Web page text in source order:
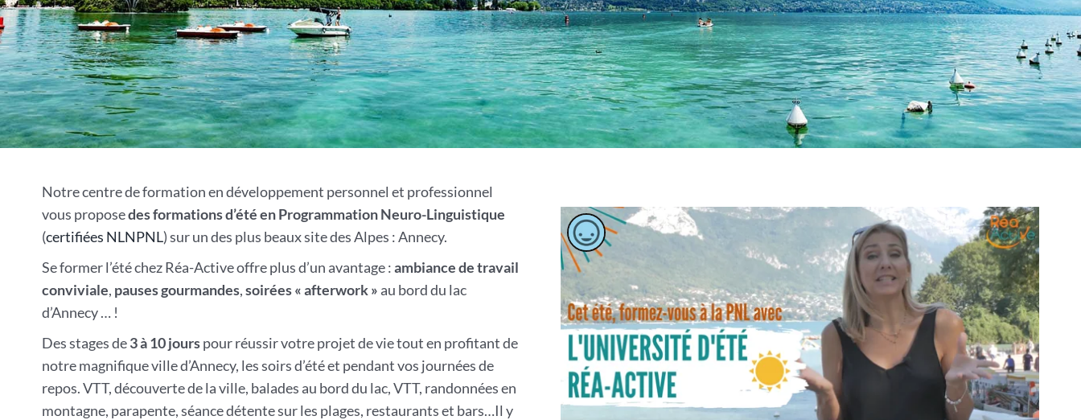
Notre centre de formation en développement personnel et professionnel
vous proposedes formations d’été en Programmation Neuro-Linguistique
(certifiées NLNPNL) sur un des plus beaux site des Alpes : Annecy.
Se former l’été chez Réa-Active offre plus d’un avantage :ambiance de travail
conviviale, pauses gourmandes,soirées « afterwork » au bord du lac
d’Annecy … !
Des stages de3 à 10 jourspour réussir votre projet de vie tout en profitant de
notre magnifique ville d’Annecy, les soirs d’été et pendant vos journées de
repos. VTT, découverte de la ville, balades au bord du lac, VTT, randonnées en
montagne, parapente, séance détente sur les plages, restaurants et bars…Il y